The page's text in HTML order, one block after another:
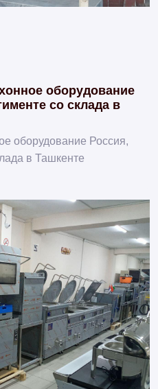
оборудование
со склада в
оборудование Россия,
в Ташкенте